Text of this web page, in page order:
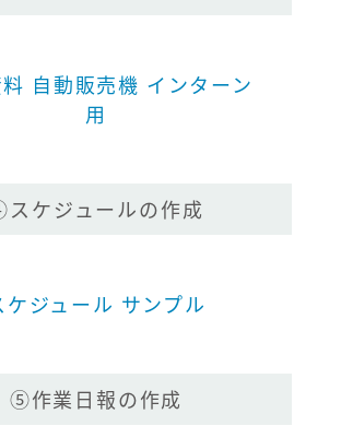
自動販売機 インターン
用
ケジュールの作成
ケジュール サンプル
⑤作業日報の作成